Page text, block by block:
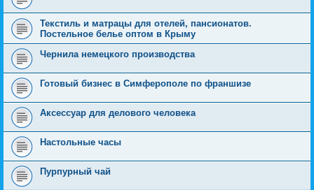
Текстиль и матрацы для отелей, пансионатов.
Постельное белье оптом в Крыму
Чернила немецкого производства
Готовый бизнес в Симферополе по франшизе
Аксессуар для делового человека
Настольные часы
Пурпурный чай